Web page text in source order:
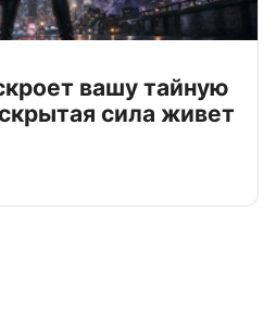
вашу тайную
сила живет